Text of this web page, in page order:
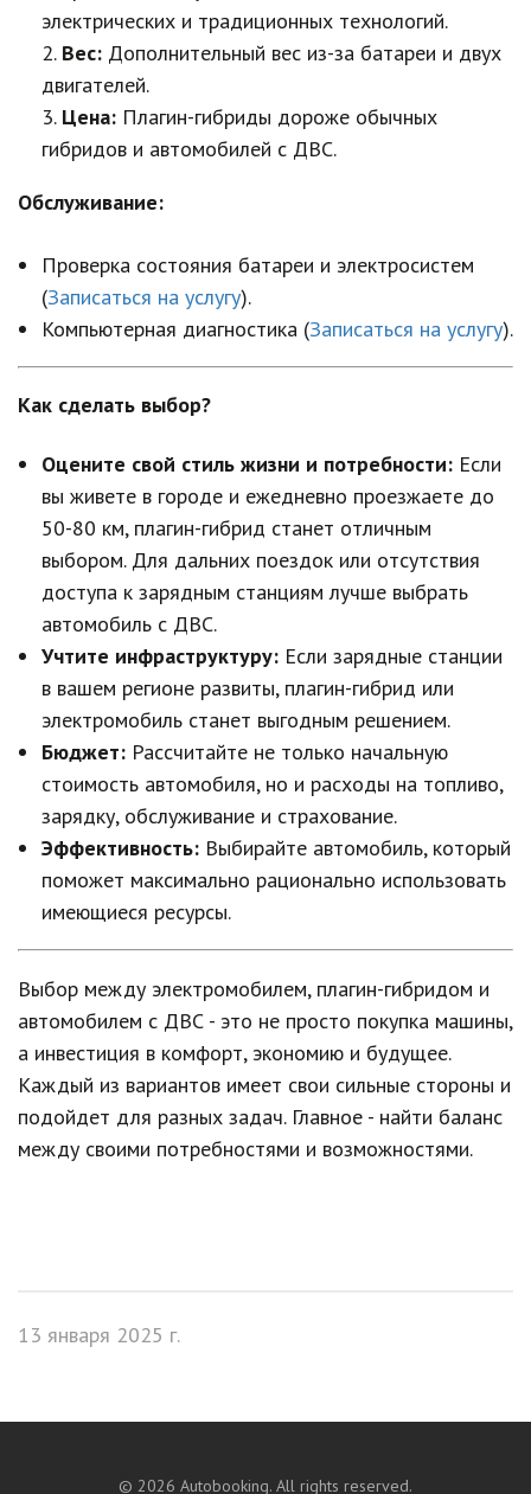
электрических и традиционных технологий.
Вес: Дополнительный вес из-за батареи и двух
двигателей.
Цена: Плагин-гибриды дороже обычных
гибридов и автомобилей с ДВС.
Обслуживание:
Проверка состояния батареи и электросистем
(Записаться на услугу).
Компьютерная диагностика (Записаться на услугу).
Как сделать выбор?
Оцените свой стиль жизни и потребности: Если
вы живете в городе и ежедневно проезжаете до
50-80 км, плагин-гибрид станет отличным
выбором. Для дальних поездок или отсутствия
доступа к зарядным станциям лучше выбрать
автомобиль с ДВС.
Учтите инфраструктуру: Если зарядные станции
в вашем регионе развиты, плагин-гибрид или
электромобиль станет выгодным решением.
Бюджет: Рассчитайте не только начальную
стоимость автомобиля, но и расходы на топливо,
зарядку, обслуживание и страхование.
Эффективность: Выбирайте автомобиль, который
поможет максимально рационально использовать
имеющиеся ресурсы.
Выбор между электромобилем, плагин-гибридом и
автомобилем с ДВС - это не просто покупка машины,
а инвестиция в комфорт, экономию и будущее.
Каждый из вариантов имеет свои сильные стороны и
подойдет для разных задач. Главное - найти баланс
между своими потребностями и возможностями.
13 января 2025 г.
© 2026 Autobooking. All rights reserved.